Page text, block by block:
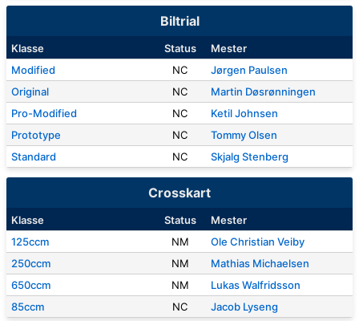
Biltrial
Klasse Status
Mester
Modified
NC
Jørgen Paulsen
Original
NC
Martin Døsrønningen
Pro-Modified
NC
Ketil Johnsen
Prototype
NC
Tommy Olsen
Standard
NC Skjalg Stenberg
Crosskart
Klasse Status
Mester
125ccm
NM
Ole Christian Veiby
250ccm
NM
Mathias Michaelsen
650ccm
NM
Lukas Walfridsson
85ccm
NC Jacob Lyseng